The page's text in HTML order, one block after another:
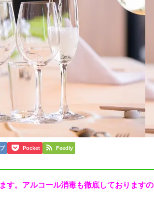
Pocket Feedly
す。アルコール消毒も徹底しておりますの